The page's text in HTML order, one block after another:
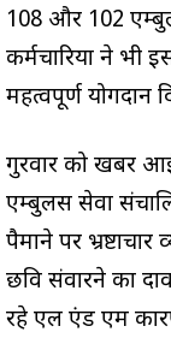
108 और 102
कर्मचारियों ने भी
महत्वपूर्ण योगदान
गुरवार को खबर
एम्बुलेंस सेवा
पैमाने पर भ्रष्टाचार
छवि संवारने का
रहे एल एंड एम